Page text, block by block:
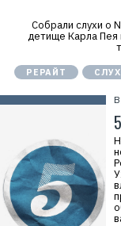
Собрали слухи о
детище Карла Пея
РЕРАЙТ